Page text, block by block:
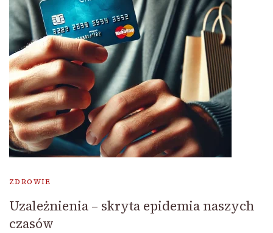
ZDROWIE
Uzależnienia – skryta epidemia naszych
czasów